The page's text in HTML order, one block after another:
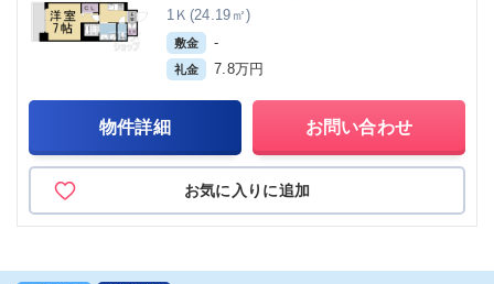
1Ｋ(24.19㎡)
敷金 -
礼金 7.8万円
物件詳細 お問い合わせ
お気に入りに追加